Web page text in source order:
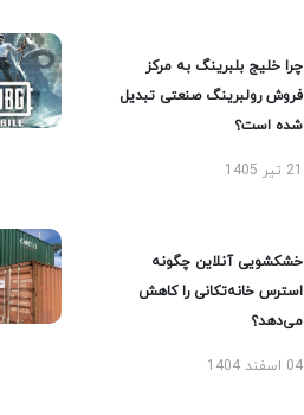
چرا خلیج بلبرینگ به مرکز
فروش رولبرینگ صنعتی تبدیل
شده است؟
21 تیر 1405
خشکشویی آنلاین چگونه
استرس خانه‌تکانی را کاهش
می‌دهد؟
04 اسفند 1404